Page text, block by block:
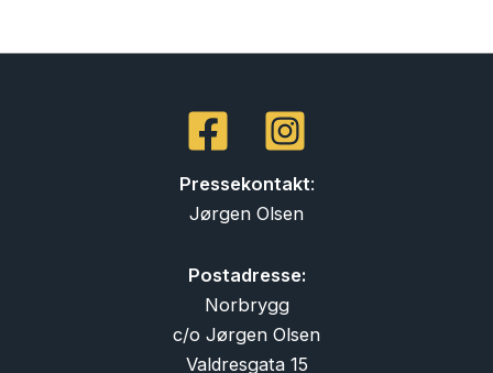
Pressekontakt:
Jørgen Olsen
Postadresse:
Norbrygg
c/o Jørgen Olsen
Valdresgata 15